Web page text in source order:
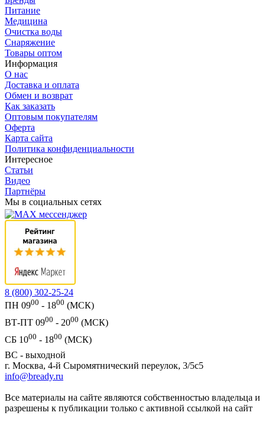
Питание
Медицина
Очистка воды
Снаряжение
Товары оптом
Информация
О нас
Доставка и оплата
Обмен и возврат
Как заказать
Оптовым покупателям
Оферта
Карта сайта
Политика конфиденциальности
Интересное
Статьи
Видео
Партнёры
Мы в социальных сетях
8 (800) 302-25-24
ПН 0900 - 1800 (МСК)
ВТ-ПТ 0900 - 2000 (МСК)
СБ 1000 - 1800 (МСК)
ВС - выходной
г. Москва, 4-й Сыромятнический переулок, 3/5с5
info@bready.ru
Все материалы на сайте являются собственностью владельца и
разрешены к публикации только с активной ссылкой на сайт